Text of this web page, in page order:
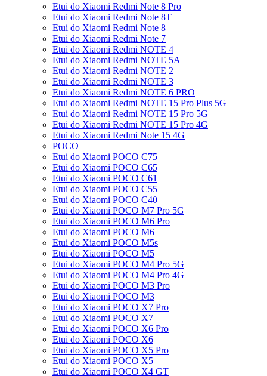
Etui do Xiaomi Redmi Note 8 Pro
Etui do Xiaomi Redmi Note 8T
Etui do Xiaomi Redmi Note 8
Etui do Xiaomi Redmi Note 7
Etui do Xiaomi Redmi NOTE 4
Etui do Xiaomi Redmi NOTE 5A
Etui do Xiaomi Redmi NOTE 2
Etui do Xiaomi Redmi NOTE 3
Etui do Xiaomi Redmi NOTE 6 PRO
Etui do Xiaomi Redmi NOTE 15 Pro Plus 5G
Etui do Xiaomi Redmi NOTE 15 Pro 5G
Etui do Xiaomi Redmi NOTE 15 Pro 4G
Etui do Xiaomi Redmi Note 15 4G
POCO
Etui do Xiaomi POCO C75
Etui do Xiaomi POCO C65
Etui do Xiaomi POCO C61
Etui do Xiaomi POCO C55
Etui do Xiaomi POCO C40
Etui do Xiaomi POCO M7 Pro 5G
Etui do Xiaomi POCO M6 Pro
Etui do Xiaomi POCO M6
Etui do Xiaomi POCO M5s
Etui do Xiaomi POCO M5
Etui do Xiaomi POCO M4 Pro 5G
Etui do Xiaomi POCO M4 Pro 4G
Etui do Xiaomi POCO M3 Pro
Etui do Xiaomi POCO M3
Etui do Xiaomi POCO X7 Pro
Etui do Xiaomi POCO X7
Etui do Xiaomi POCO X6 Pro
Etui do Xiaomi POCO X6
Etui do Xiaomi POCO X5 Pro
Etui do Xiaomi POCO X5
Etui do Xiaomi POCO X4 GT